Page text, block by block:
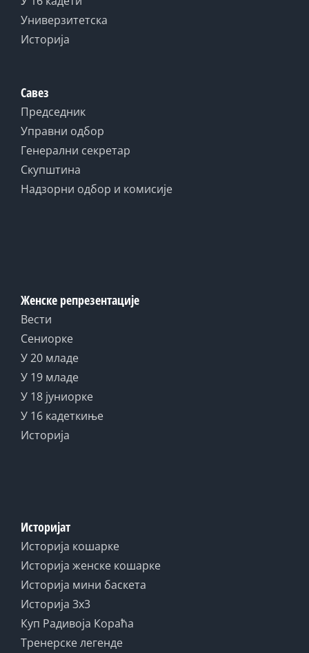
Универзитетска
Историја
Савез
Председник
Управни одбор
Генерални секретар
Скупштина
Надзорни одбор и комисије
Женске репрезентације
Вести
Сениорке
У 20 младе
У 19 младе
У 18 јуниорке
У 16 кадеткиње
Историја
Историјат
Историја кошарке
Историја женске кошарке
Историја мини баскета
Историја 3x3
Куп Радивоја Кораћа
Тренерске легенде